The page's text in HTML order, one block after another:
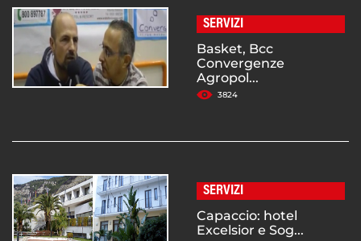
SERVIZI
Basket, Bcc
Convergenze
Agropol...
3824
SERVIZI
Capaccio: hotel
Excelsior e Sog...